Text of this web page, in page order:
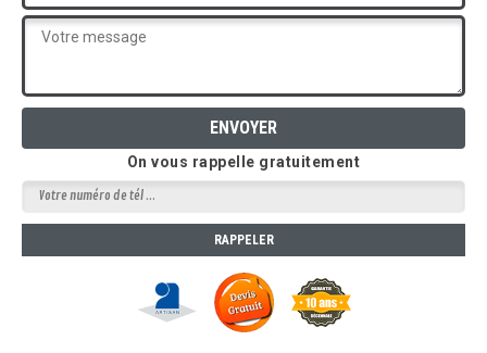
On vous rappelle gratuitement